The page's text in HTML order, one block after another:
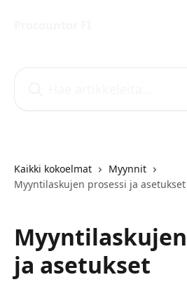
Kaikki kokoelmat
Myynnit
Myyntilaskujen prosessi ja asetukset
ja asetukset